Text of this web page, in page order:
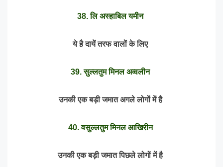
38. लि अस्हाबिल यमीन
ये है दायें तरफ वालों के लिए
39. सुल्लतुम मिनल अव्वलीन
उनकी एक बड़ी जमात अगले लोगों में है
40. वसुल्लतुम मिनल आखिरीन
उनकी एक बड़ी जमात पिछले लोगों में है